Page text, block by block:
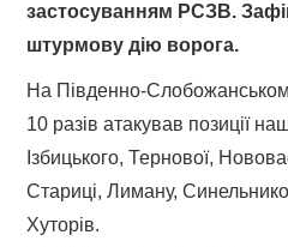
застосуванням РСЗВ.
штурмову дію ворога.
На Південно-
10 разів атакував позиції
Ізбицького, Тернової,
Стариці, Лиману,
Хуторів.